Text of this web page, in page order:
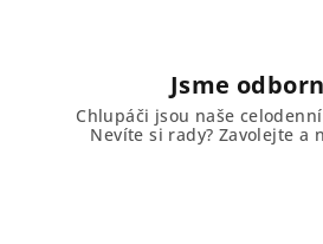
Jsme
Chlupáči jsou naše
Nevíte si rady? Zavolejte a